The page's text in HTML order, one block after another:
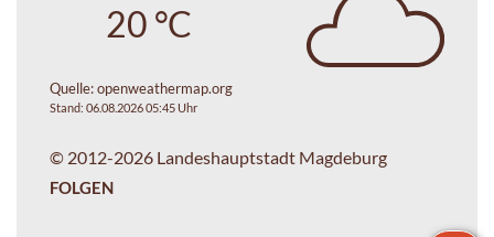
20 °C
Quelle:openweathermap.org
Stand: 06.08.2026 05:45 Uhr
© 2012-2026 Landeshauptstadt Magdeburg
FOLGEN